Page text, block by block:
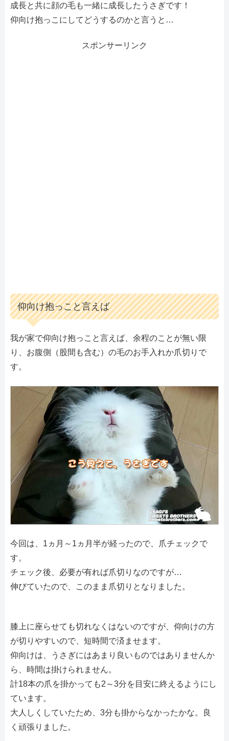
成長と共に顔の毛も一緒に成長したうさぎです！
仰向け抱っこにしてどうするのかと言うと…
スポンサーリンク
仰向け抱っこと言えば
我が家で仰向け抱っこと言えば、余程のことが無い限
り、お腹側（股間も含む）の毛のお手入れか爪切りで
す。
今回は、1ヵ月～1ヵ月半が経ったので、爪チェックで
す。
チェック後、必要が有れば爪切りなのですが…
伸びていたので、このまま爪切りとなりました。
膝上に座らせても切れなくはないのですが、仰向けの方
が切りやすいので、短時間で済ませます。
仰向けは、うさぎにはあまり良いものではありませんか
ら、時間は掛けられません。
計18本の爪を掛かっても2～3分を目安に終えるようにし
ています。
大人しくしていたため、3分も掛からなかったかな。良
く頑張りました。